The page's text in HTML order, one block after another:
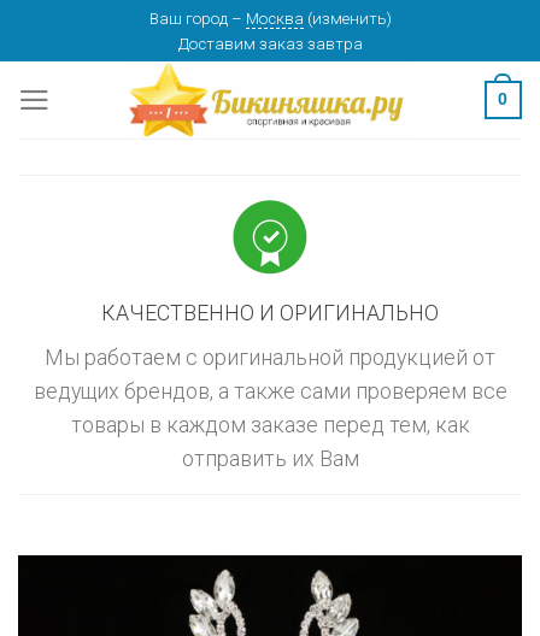
content
Ваш город – Москва (изменить)
Доставим заказ завтра
0
КАЧЕСТВЕННО И ОРИГИНАЛЬНО
Мы работаем с оригинальной продукцией от
ведущих брендов, а также сами проверяем все
товары в каждом заказе перед тем, как
отправить их Вам
изменить